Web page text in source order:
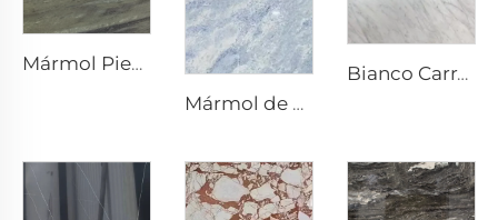
Mármol Piedra Natural Super Verde
Mármol de piedra natural Gris Blanco Cristal Azul con textura gris azulada y manchas brillantes
Bianco Carrara Blanco Piedra Natural Mármol con Venas Grises Claras